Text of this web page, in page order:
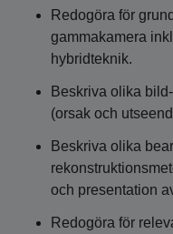
Redogöra för
gammakamera
hybridteknik.
Beskriva olika
(orsak och
Beskriva olika
och presentation
Redogöra för